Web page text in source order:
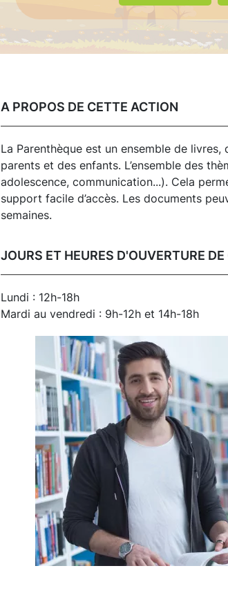
A PROPOS DE CETTE ACTION
La Parenthèque est un ensemble de
parents et des enfants. L’ensemble des
adolescence, communication...). Cela
support facile d’accès. Les documents
semaines.
JOURS ET HEURES D'OUVERTURE
Lundi : 12h-18h
Mardi au vendredi : 9h-12h et 14h-18h